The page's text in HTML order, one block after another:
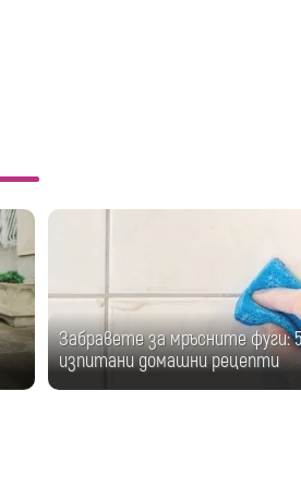
Забравете за мръсните фуги:
изпитани домашни рецепти